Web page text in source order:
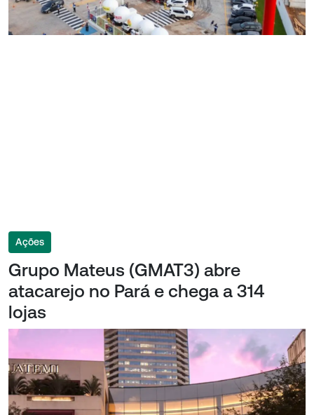
Ações
Grupo Mateus (GMAT3) abre
atacarejo no Pará e chega a 314
lojas